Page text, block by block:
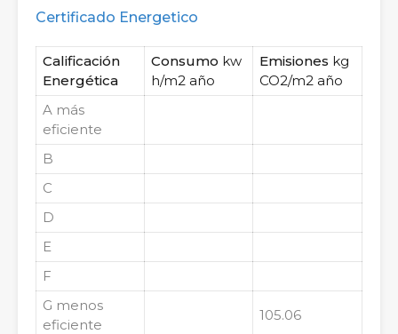
Certificado Energetico
Calificación
Energética
Consumo kw
h/m2 año
Emisiones kg
CO2/m2 año
A más
eficiente
B
C
D
E
F
G menos
eficiente
105.06